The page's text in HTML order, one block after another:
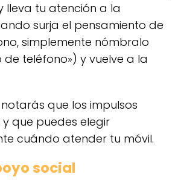
lleva tu atención a la
surja el pensamiento de
simplemente nómbralo
de teléfono») y vuelve a la
que los impulsos
que puedes elegir
cuándo atender tu móvil.
social